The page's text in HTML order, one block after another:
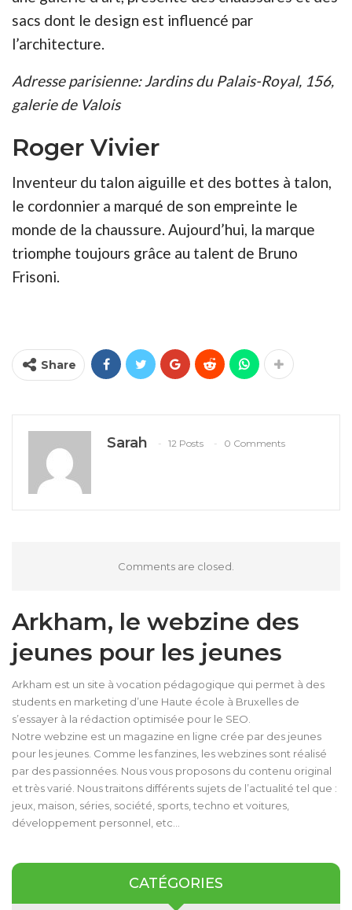
sacs dont le design est influencé par
l’architecture.
Adresse parisienne: Jardins du Palais-Royal, 156,
galerie de Valois
Roger Vivier
Inventeur du talon aiguille et des bottes à talon,
le cordonnier a marqué de son empreinte le
monde de la chaussure. Aujourd’hui, la marque
triomphe toujours grâce au talent de Bruno
Frisoni.
Share
Sarah 12 Posts 0 Comments
Comments are closed.
Arkham, le webzine des
jeunes pour les jeunes
Arkham est un site à vocation pédagogique qui permet à des
students en marketing d’une Haute école à Bruxelles de
s’essayer à la rédaction optimisée pour le SEO.
Notre webzine est un magazine en ligne crée par des jeunes
pour les jeunes. Comme les fanzines, les webzines sont réalisé
par des passionnées. Nous vous proposons du contenu original
et très varié. Nous traitons différents sujets de l’actualité tel que :
jeux, maison, séries, société, sports, techno et voitures,
développement personnel, etc…
CATÉGORIES